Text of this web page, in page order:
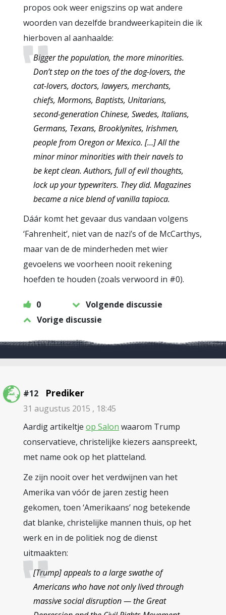
propos ook weer enigszins op wat andere
woorden van dezelfde brandweerkapitein die ik
hierboven al aanhaalde:
Bigger the population, the more minorities.
Don’t step on the toes of the dog-lovers, the
cat-lovers, doctors, lawyers, merchants,
chiefs, Mormons, Baptists, Unitarians,
second-generation Chinese, Swedes, Italians,
Germans, Texans, Brooklynites, Irishmen,
people from Oregon or Mexico. […] All the
minor minor minorities with their navels to
be kept clean. Authors, full of evil thoughts,
lock up your typewriters. They did. Magazines
became a nice blend of vanilla tapioca.
Dáár komt het gevaar dus vandaan volgens
‘Fahrenheit’, niet van de nazi’s of de McCarthys,
maar van de de minderheden met wier
gevoelens we voorheen nooit rekening
hoefden te houden (zoals verwoord in #0).
0
Volgende discussie
Vorige discussie
#12 Prediker
31 augustus 2015 , 18:45
Aardig artikeltje op Salon waarom Trump
conservatieve, christelijke kiezers aanspreekt,
met name ook op het platteland.
Ze zijn nooit over het verdwijnen van het
Amerika van vóór de jaren zestig heen
gekomen, toen ‘Amerikaans’ nog betekende
dat blanke, christelijke mannen thuis, op het
werk en in de politiek nog de dienst
uitmaakten:
[Trump] appeals to a large swathe of
Americans who have not only lived through
massive social disruption — the Great